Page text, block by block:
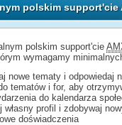
polskim support'cie
polskim support'cie
wymagamy
nowe tematy i odpowiedaj
tematów i for, aby
do kalendarza
własny profil i zdobywaj
doświadczenia